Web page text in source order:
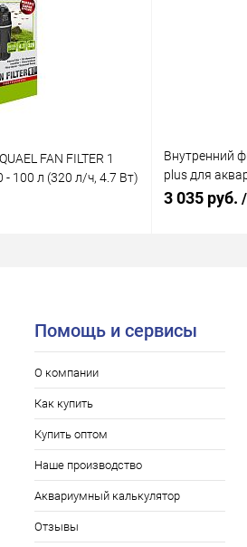
FAN FILTER 1
100 л (320 л/ч, 4.7 Вт)
Внутренний
plus для
Вт)
3 035 руб.
Помощь и сервисы
О компании
Как купить
Купить оптом
Наше производство
Аквариумный калькулятор
Отзывы